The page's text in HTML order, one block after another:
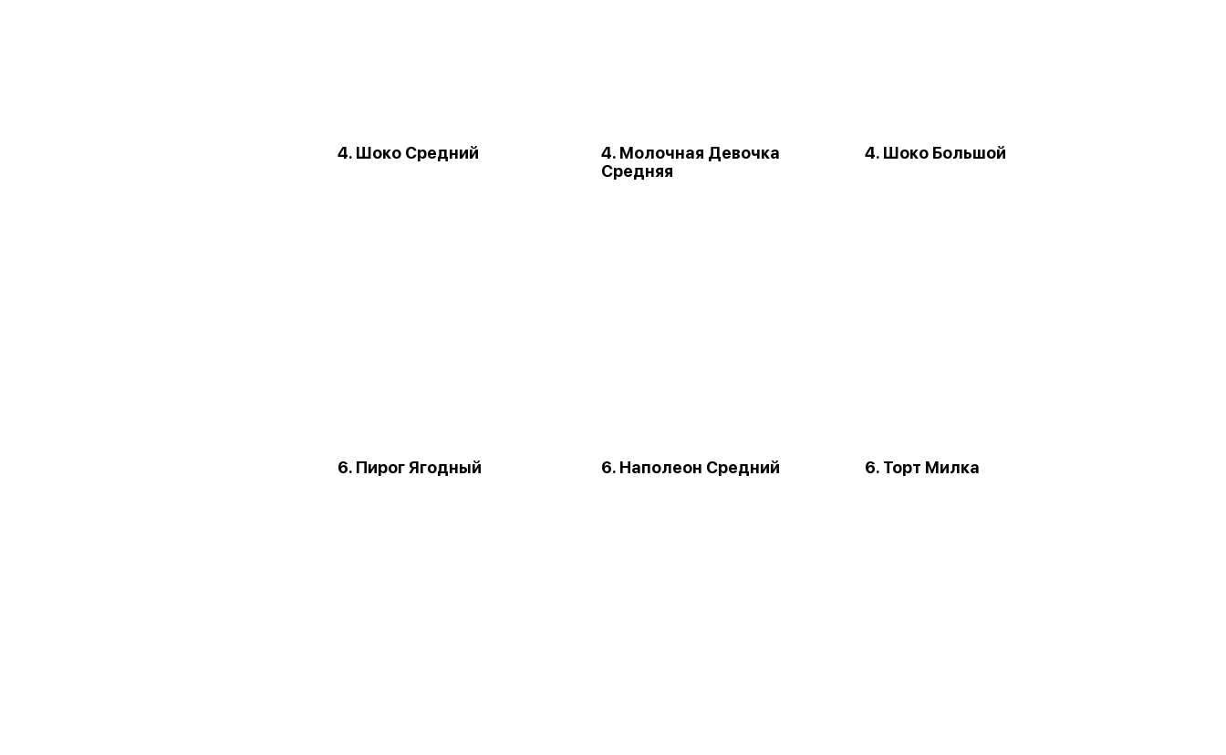
4. Шоко Средний
4. Молочная Девочка
Средняя
4. Шоко Большой
6. Пирог Ягодный 6. Наполеон Средний 6. Торт Милка